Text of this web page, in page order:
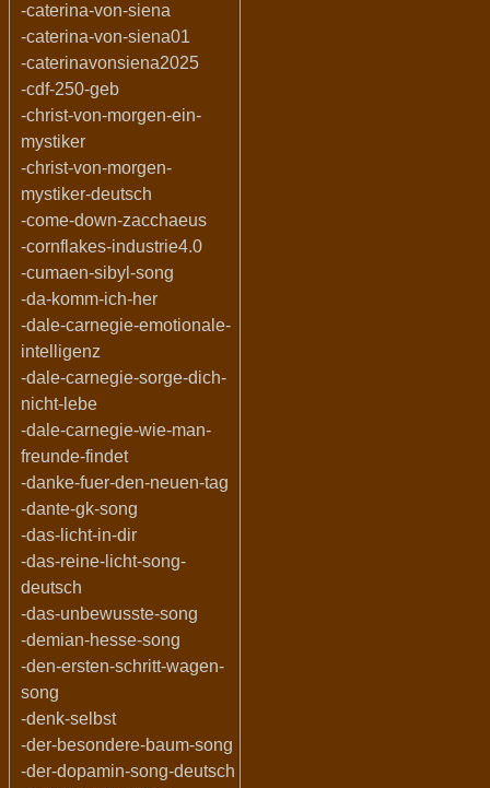
-caterina-von-siena
-caterina-von-siena01
-caterinavonsiena2025
-cdf-250-geb
-christ-von-morgen-ein-
mystiker
-christ-von-morgen-
mystiker-deutsch
-come-down-zacchaeus
-cornflakes-industrie4.0
-cumaen-sibyl-song
-da-komm-ich-her
-dale-carnegie-emotionale-
intelligenz
-dale-carnegie-sorge-dich-
nicht-lebe
-dale-carnegie-wie-man-
freunde-findet
-danke-fuer-den-neuen-tag
-dante-gk-song
-das-licht-in-dir
-das-reine-licht-song-
deutsch
-das-unbewusste-song
-demian-hesse-song
-den-ersten-schritt-wagen-
song
-denk-selbst
-der-besondere-baum-song
-der-dopamin-song-deutsch